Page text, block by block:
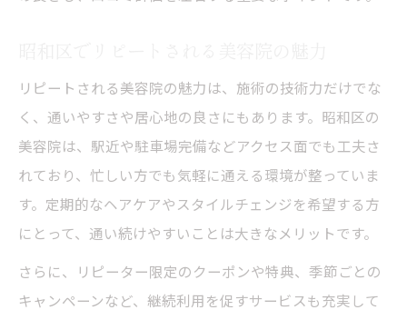
リピートされる美容院の魅力は、施術の技術力だけでな
く、通いやすさや居心地の良さにもあります。昭和区の
美容院は、駅近や駐車場完備などアクセス面でも工夫さ
れており、忙しい方でも気軽に通える環境が整っていま
す。定期的なヘアケアやスタイルチェンジを希望する方
にとって、通い続けやすいことは大きなメリットです。
さらに、リピーター限定のクーポンや特典、季節ごとの
キャンペーンなど、継続利用を促すサービスも充実して